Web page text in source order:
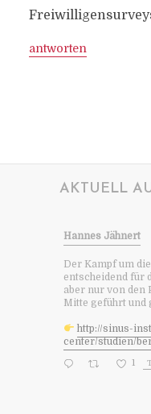
antworten
AKTUELL
Hannes Jähnert
Der Kampf um
entscheidend für
aber nur von den
Mitte geführt und
http://sinus-
center/studien/
1